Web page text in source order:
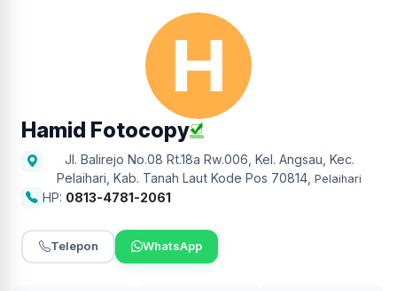
Hamid Fotocopy
Jl. Balirejo No.08 Rt.18a Rw.006, Kel. Angsau, Kec.
Pelaihari, Kab. Tanah Laut Kode Pos 70814 Pelaihari
HP: 0813-4781-2061
Telepon WhatsApp